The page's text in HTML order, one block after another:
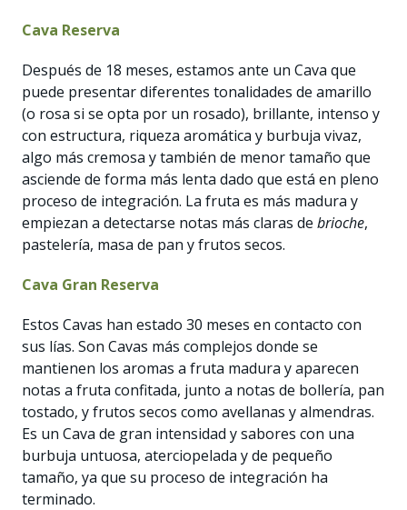
Cava Reserva
Después de 18 meses, estamos ante un Cava que
puede presentar diferentes tonalidades de amarillo
(o rosa si se opta por un rosado), brillante, intenso y
con estructura, riqueza aromática y burbuja vivaz,
algo más cremosa y también de menor tamaño que
asciende de forma más lenta dado que está en pleno
proceso de integración. La fruta es más madura y
empiezan a detectarse notas más claras de brioche,
pastelería, masa de pan y frutos secos.
Cava Gran Reserva
Estos Cavas han estado 30 meses en contacto con
sus lías. Son Cavas más complejos donde se
mantienen los aromas a fruta madura y aparecen
notas a fruta confitada, junto a notas de bollería, pan
tostado, y frutos secos como avellanas y almendras.
Es un Cava de gran intensidad y sabores con una
burbuja untuosa, aterciopelada y de pequeño
tamaño, ya que su proceso de integración ha
terminado.